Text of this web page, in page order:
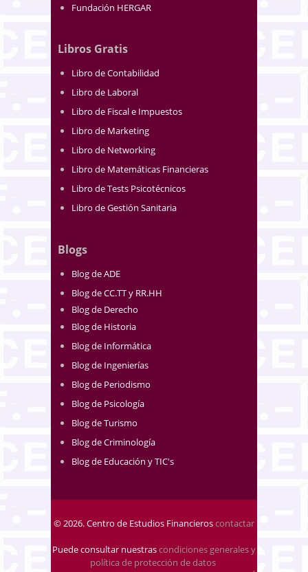
Fundación HERGAR
Libros Gratis
Libro de Contabilidad
Libro de Laboral
Libro de Fiscal e Impuestos
Libro de Marketing
Libro de Networking
Libro de Matemáticas Financieras
Libro de Tests Psicotécnicos
Libro de Gestión Sanitaria
Blogs
Blog de ADE
Blog de CC.TT y RR.HH
Blog de Derecho
Blog de Historia
Blog de Informática
Blog de Ingenierías
Blog de Periodismo
Blog de Psicología
Blog de Turismo
Blog de Criminología
Blog de Educación y TIC's
© 2026. Centro de Estudios Financieroscontactar
Puede consultar nuestrascondiciones generales y
política de protección de datos